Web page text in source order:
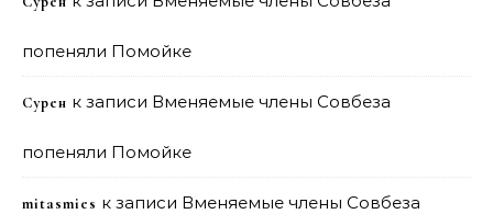
попеняли Помойке
Сурен к записи Вменяемые члены Совбеза
попеняли Помойке
mitasmies к записи Вменяемые члены Совбеза